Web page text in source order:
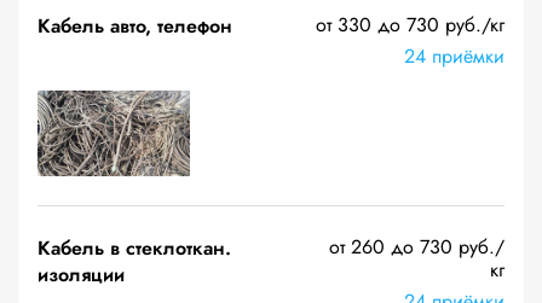
Кабель авто, телефон
от 330 до 730 руб./кг
24 приёмки
Кабель в стеклоткан.
изоляции
от 260 до 730 руб./
кг